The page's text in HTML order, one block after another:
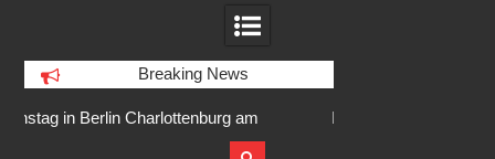
Breaking News
am
IFA 2026 Audio wird größer,
internationaler und vielfältiger